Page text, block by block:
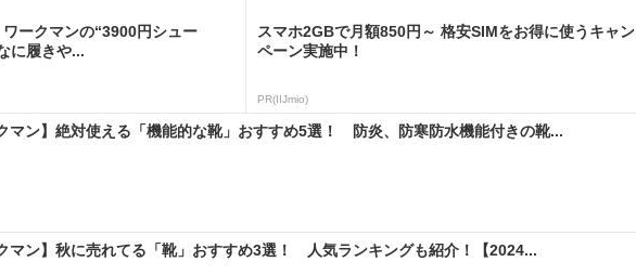
ークマンの“3900円シュー
に履きや...
スマホ2GBで月額850円～ 格安SIMをお得に使うキャン
ペーン実施中！
PR(IIJmio)
マン】絶対使える「機能的な靴」おすすめ5選！ 防炎、防寒防水機能付きの靴...
マン】秋に売れてる「靴」おすすめ3選！ 人気ランキングも紹介！【2024...